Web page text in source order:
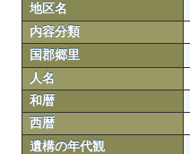
地区名
内容分類
国郡郷里
人名
和暦
西暦
遺構の年代観